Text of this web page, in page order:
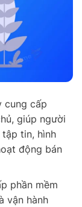
cung cấp
giúp người
tin, hình
động bán
phần mềm
vận hành